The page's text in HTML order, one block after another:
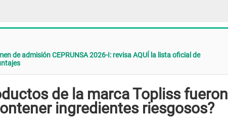
de admisión CEPRUNSA 2026-I: revisa AQUÍ la lista oficial de
de la marca Topliss fueron
ingredientes riesgosos?